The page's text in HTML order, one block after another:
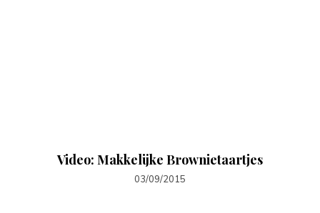
Video: Makkelijke Brownietaartjes
03/09/2015